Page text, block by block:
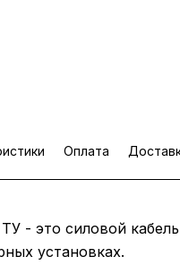
Оплата
- это силовой
установках.